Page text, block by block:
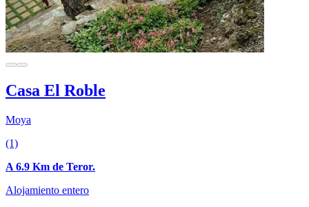
Casa El Roble
Moya
(1)
A 6.9 Km de Teror.
Alojamiento entero